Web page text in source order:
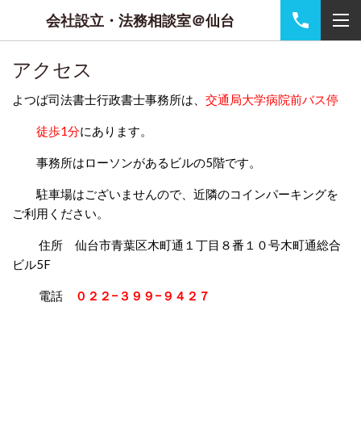
会社設立・法務相談室＠仙台
アクセス
よつば司法書士行政書士事務所は、 交通局大学病院前バス停
徒歩1分にあります。
事務所はローソンがあるビルの5階です。
駐車場はございませんので、近隣のコインパーキングを
ご利用ください。
住所 仙台市青葉区木町通１丁目８番１０号木町通総合
ビル5F
電話 ０２２−３９９−９４２７